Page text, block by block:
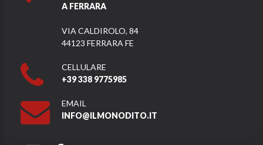
A FERRARA
VIA CALDIROLO, 84
44123 FERRARA FE
CELLULARE
+39 338 9775985
EMAIL
INFO@ILMONODITO.IT